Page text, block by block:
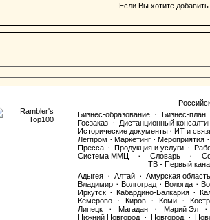
Если Вы хотите
Бизнес-образование
· Бизнес-план
Госзаказ
· Дистанционный
Исторические документы · ИТ и
Легпром · Маркетинг · Мероприятия ·
Пресса · Продукция и услуги ·
Система ММЦ
· Словарь ·
ТВ - Первый
Адыгея
· Алтай · Амурская область
Владимир · Волгоград · Вологда ·
Иркутск · Кабардино-Балкария ·
Кемерово
· Киров · Коми ·
Липецк
· Магадан · Марий Эл ·
Нижний Новгород
· Новгород ·